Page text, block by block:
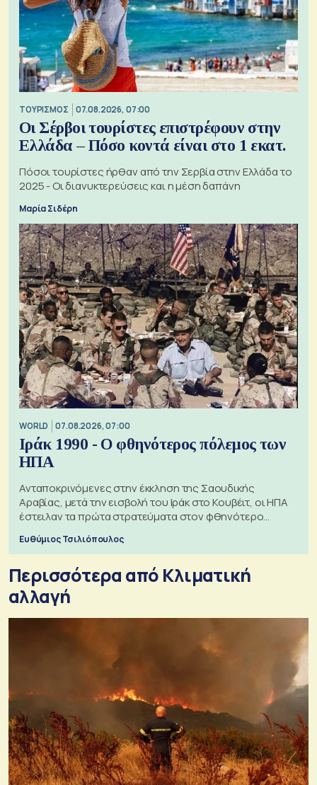
ΤΟΥΡΙΣΜΟΣ 07.08.2026, 07:00
Οι Σέρβοι τουρίστες επιστρέφουν στην
Ελλάδα – Πόσο κοντά είναι στο 1 εκατ.
Πόσοι τουρίστες ήρθαν από την Σερβία στην Ελλάδα το
2025 - Οι διανυκτερεύσεις και η μέση δαπάνη
Μαρία Σιδέρη
WORLD 07.08.2026, 07:00
Ιράκ 1990 - Ο φθηνότερος πόλεμος των
ΗΠΑ
Ανταποκρινόμενες στην έκκληση της Σαουδικής
Αραβίας, μετά την εισβολή του Ιράκ στο Κουβέιτ, οι ΗΠΑ
έστειλαν τα πρώτα στρατεύματα στον φθηνότερο
πόλεμο της ιστορίας τους
Ευθύμιος Τσιλιόπουλος
Περισσότερα από Κλιματική
αλλαγή